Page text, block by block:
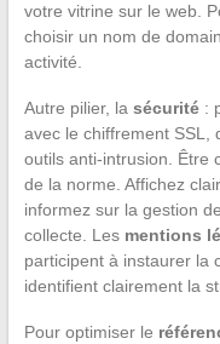
votre vitrine sur le web.
choisir un nom de
activité.
Autre pilier, la sécurité:
avec le chiffrement SSL,
outils anti-intrusion. Être
de la norme. Affichez
informez sur la gestion
collecte. Les mentions
participent à instaurer la
identifient clairement la
Pour optimiser le